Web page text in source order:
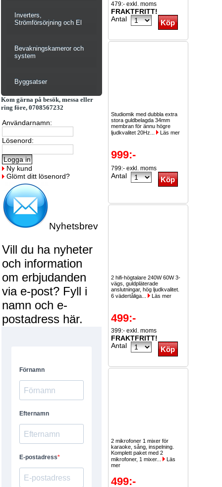
Inverters,
Strömförsörjning och El
Bevakningskameror och
system
Byggsatser
Kom gärna på besök, messa eller
ring före, 0708567232
Användarnamn:
Lösenord:
Ny kund
Glömt ditt lösenord?
Nyhetsbrev
Vill du ha nyheter
och information
om erbjudanden
via e-post? Fyll i
namn och e-
postadress här.
479:- exkl. moms
FRAKTFRITT!
Antal
Studiomik med dubbla extra
stora guldbelagda 34mm
membran för ännu högre
ljudkvalitet 20Hz...
Läs mer
999:-
799:- exkl. moms
Antal
2 hifi-högtalare 240W 60W 3-
vägs, guldpläterade
anslutningar, hög ljudkvalitet.
6 vädertåliga...
Läs mer
499:-
399:- exkl. moms
FRAKTFRITT!
Antal
2 mikrofoner 1 mixer för
karaoke, sång, inspelning.
Komplett paket med 2
mikrofoner, 1 mixer...
Läs
mer
499:-